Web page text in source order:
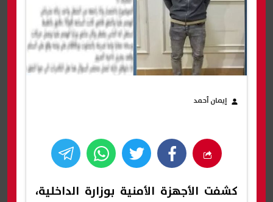
إيمان أحمد
كشفت الأجهزة الأمنية بوزارة الداخلية،